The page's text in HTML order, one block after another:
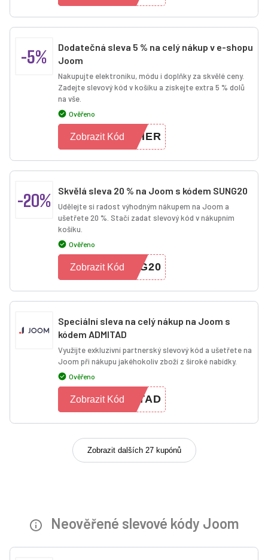
-5%
Dodatečná sleva 5 % na celý nákup v e-shopu
Joom
Nakupujte elektroniku, módu i doplňky za skvělé ceny.
Zadejte slevový kód v košíku a získejte extra 5 % dolů
na vše.
Ověřeno
CHER
Zobrazit Kód
-20% Skvělá sleva 20 % na Joom s kódem SUNG20
Udělejte si radost výhodným nákupem na Joom a
ušetřete 20 %. Stačí zadat slevový kód v nákupním
košíku.
Ověřeno
NG20
Zobrazit Kód
Speciální sleva na celý nákup na Joom s
kódem ADMITAD
Využijte exkluzivní partnerský slevový kód a ušetřete na
Joom při nákupu jakéhokoliv zboží z široké nabídky.
Ověřeno
ITAD
Zobrazit Kód
Zobrazit dalších 27 kupónů
Neověřené slevové kódy Joom